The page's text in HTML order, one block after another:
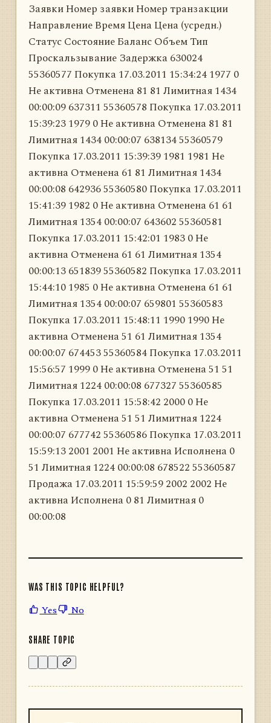
Заявки Номер заявки Номер транзакции
Направление Время Цена Цена (усредн.)
Статус Состояние Баланс Объем Тип
Проскальзывание Задержка 630024
55360577 Покупка 17.03.2011 15:34:24 1977 0
Не активна Отменена 81 81 Лимитная 1434
00:00:09 637311 55360578 Покупка 17.03.2011
15:39:23 1979 0 Не активна Отменена 81 81
Лимитная 1434 00:00:07 638134 55360579
Покупка 17.03.2011 15:39:39 1981 1981 Не
активна Отменена 61 81 Лимитная 1434
00:00:08 642936 55360580 Покупка 17.03.2011
15:41:39 1982 0 Не активна Отменена 61 61
Лимитная 1354 00:00:07 643602 55360581
Покупка 17.03.2011 15:42:01 1983 0 Не
активна Отменена 61 61 Лимитная 1354
00:00:13 651839 55360582 Покупка 17.03.2011
15:44:10 1985 0 Не активна Отменена 61 61
Лимитная 1354 00:00:07 659801 55360583
Покупка 17.03.2011 15:48:11 1990 1990 Не
активна Отменена 51 61 Лимитная 1354
00:00:07 674453 55360584 Покупка 17.03.2011
15:56:57 1999 0 Не активна Отменена 51 51
Лимитная 1224 00:00:08 677327 55360585
Покупка 17.03.2011 15:58:42 2000 0 Не
активна Отменена 51 51 Лимитная 1224
00:00:07 677742 55360586 Покупка 17.03.2011
15:59:13 2001 2001 Не активна Исполнена 0
51 Лимитная 1224 00:00:08 678522 55360587
Продажа 17.03.2011 15:59:59 2002 2002 Не
активна Исполнена 0 81 Лимитная 0
00:00:08
WAS THIS TOPIC HELPFUL?
Yes No
SHARE TOPIC